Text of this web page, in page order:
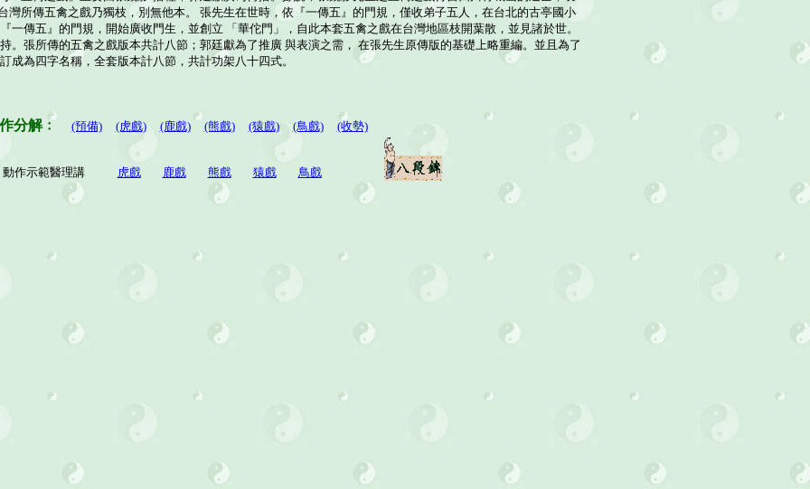
灣所傳五禽之戲乃獨枝，別無他本。 張先生在世時，依『一傳五』的門規，僅收弟子五人，在台北的古亭國小
一傳五』的門規，開始廣收門生，並創立 「華佗門」，自此本套五禽之戲在台灣地區枝開葉散，並見諸於世。
。張所傳的五禽之戲版本共計八節；郭廷獻為了推廣 與表演之需， 在張先生原傳版的基礎上略重編。並且為了
成為四字名稱，全套版本計八節，共計功架八十四式。
分解﹕ (預備) (虎戲) (鹿戲) (熊戲) (猿戲) (鳥戲) (收勢)
動作示範醫理講 虎戲 鹿戲 熊戲 猿戲 鳥戲